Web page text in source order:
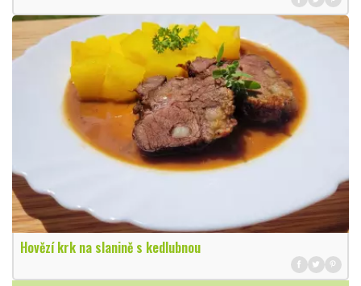
Hovězí krk na slanině s kedlubnou